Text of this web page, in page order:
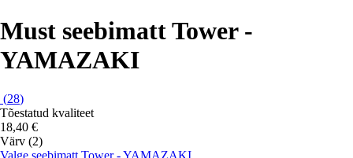
Must seebimatt Tower -
YAMAZAKI
(28)
Tõestatud kvaliteet
18,40 €
Värv (2)
Valge seebimatt Tower - YAMAZAKI